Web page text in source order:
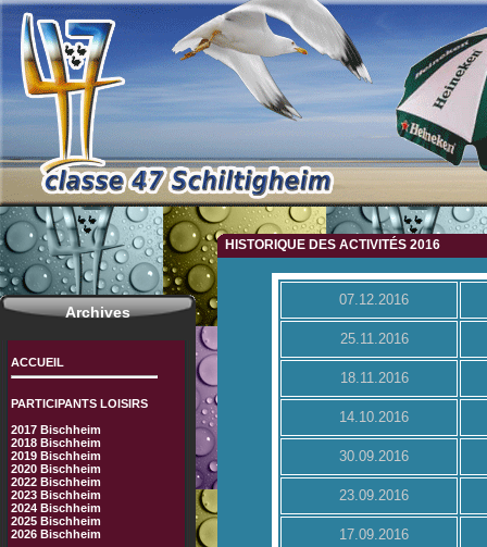
Archives
ACCUEIL
PARTICIPANTS LOISIRS
2017 Bischheim
2018 Bischheim
2019 Bischheim
2020 Bischheim
2022 Bischheim
2023 Bischheim
2024 Bischheim
2025 Bischheim
2026 Bischheim
HISTORIQUE DES ACTIVITÉS 2016
07.12.2016
25.11.2016
18.11.2016
14.10.2016
30.09.2016
23.09.2016
17.09.2016